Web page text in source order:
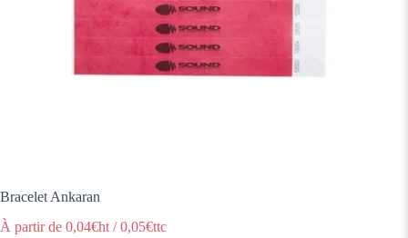
Bracelet Ankaran
À partir de 0,04€ht /0,05€ttc